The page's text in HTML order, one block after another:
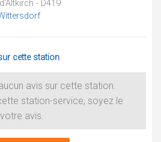
- D419
cette station
avis sur cette station.
station-service, soyez le
avis.